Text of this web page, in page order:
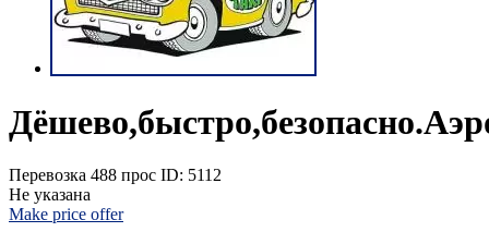
Перевозка 488 прос ID: 5112
Не указана
Make price offer